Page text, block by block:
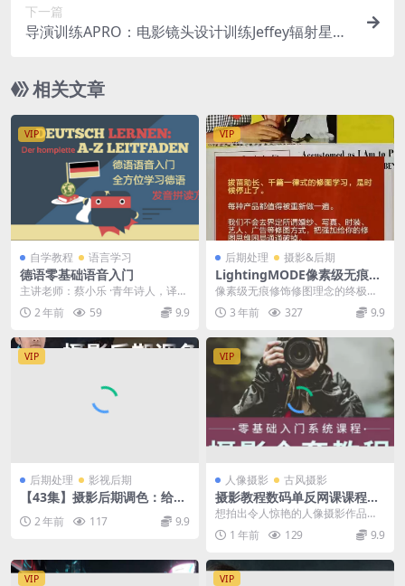
下一篇
导演训练APRO：电影镜头设计训练Jeffey辐射星球
相关文章
VIP
自学教程 语言学习
德语零基础语音入门
主讲老师：蔡小乐 ·青年诗人，译
者，德语文学硕士 ·中国人民大学德
语系丶中文系 ...
2 年前 59 9.9
VIP
后期处理 摄影&后期
LightingMODE像素级无痕修
饰
像素级无痕修饰修图理念的终极回
归LightingMODE【超清画质】
3 年前 327 9.9
VIP
后期处理 影视后期
【43集】摄影后期调色：给摄
2 年前 117 9.9
VIP
人像摄影 古风摄影
摄影教程数码单反网课课程构
图教学人像视频后期人体美食
想拍出令人惊艳的人像摄影作品
吗？这份《摄影教程：人像摄影、
光线、道具、构图、色彩...
1 年前 129 9.9
VIP VIP